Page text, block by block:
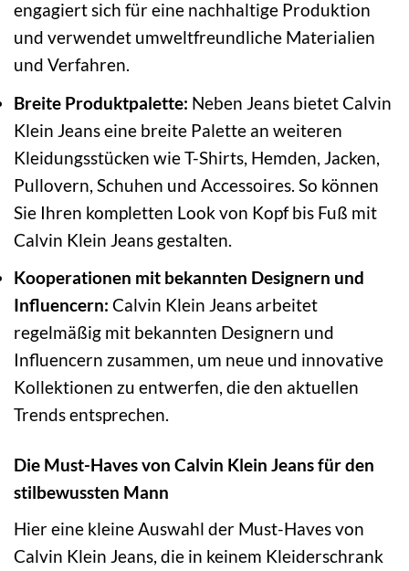
engagiert sich für eine nachhaltige Produktion
und verwendet umweltfreundliche Materialien
und Verfahren.
Breite Produktpalette: Neben Jeans bietet Calvin
Klein Jeans eine breite Palette an weiteren
Kleidungsstücken wie T-Shirts, Hemden, Jacken,
Pullovern, Schuhen und Accessoires. So können
Sie Ihren kompletten Look von Kopf bis Fuß mit
Calvin Klein Jeans gestalten.
Kooperationen mit bekannten Designern und
Influencern: Calvin Klein Jeans arbeitet
regelmäßig mit bekannten Designern und
Influencern zusammen, um neue und innovative
Kollektionen zu entwerfen, die den aktuellen
Trends entsprechen.
Die Must-Haves von Calvin Klein Jeans für den
stilbewussten Mann
Hier eine kleine Auswahl der Must-Haves von
Calvin Klein Jeans, die in keinem Kleiderschrank